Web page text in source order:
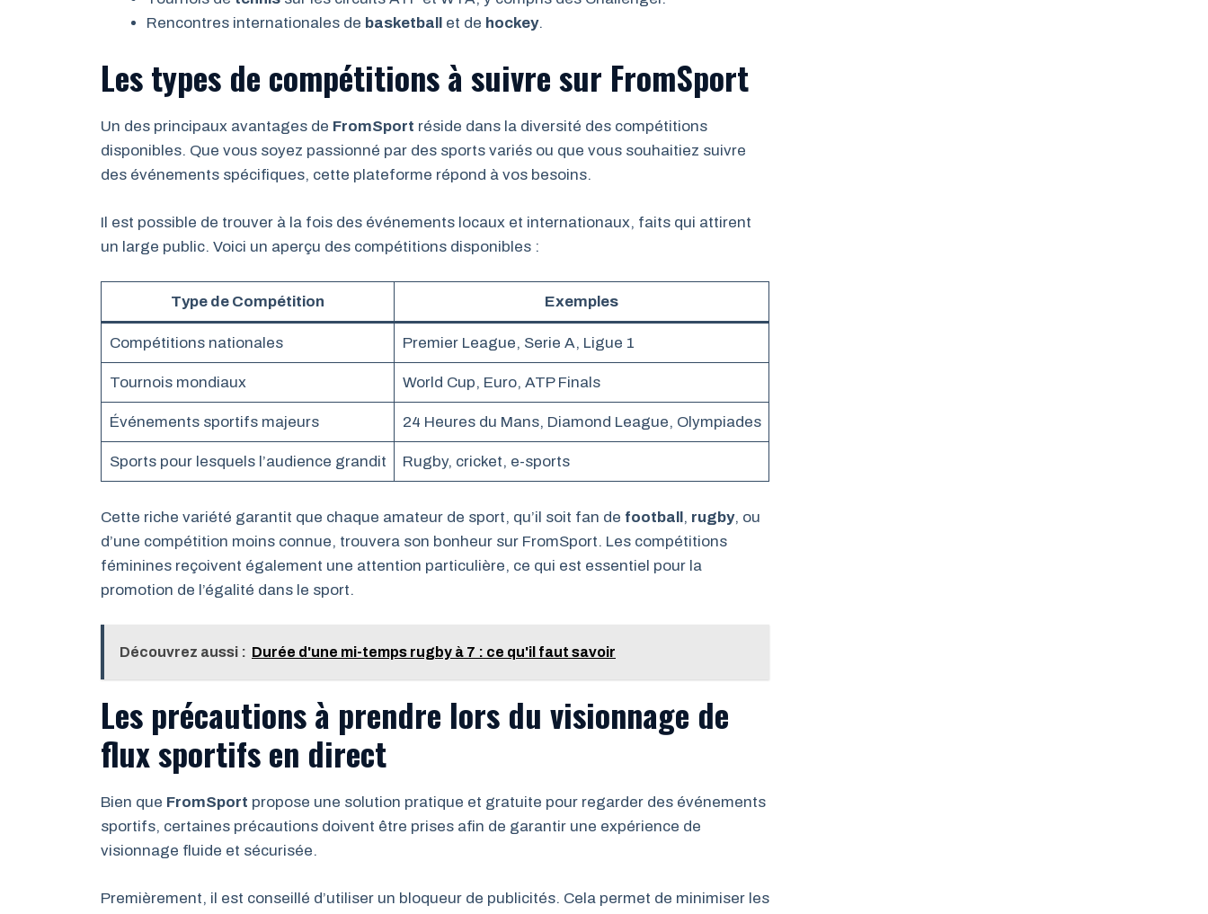
Rencontres internationales de basketball et de hockey.
Les types de compétitions à suivre sur FromSport
Un des principaux avantages de FromSport réside dans la diversité des compétitions
disponibles. Que vous soyez passionné par des sports variés ou que vous souhaitiez suivre
des événements spécifiques, cette plateforme répond à vos besoins.
Il est possible de trouver à la fois des événements locaux et internationaux, faits qui attirent
un large public. Voici un aperçu des compétitions disponibles :
Type de Compétition Exemples
Compétitions nationales Premier League, Serie A, Ligue 1
Tournois mondiaux World Cup, Euro, ATP Finals
Événements sportifs majeurs 24 Heures du Mans, Diamond League, Olympiades
Sports pour lesquels l’audience grandit Rugby, cricket, e-sports
Cette riche variété garantit que chaque amateur de sport, qu’il soit fan de football, rugby, ou
d’une compétition moins connue, trouvera son bonheur sur FromSport. Les compétitions
féminines reçoivent également une attention particulière, ce qui est essentiel pour la
promotion de l’égalité dans le sport.
Découvrez aussi : Durée d'une mi-temps rugby à 7 : ce qu'il faut savoir
Les précautions à prendre lors du visionnage de
flux sportifs en direct
Bien que FromSport propose une solution pratique et gratuite pour regarder des événements
sportifs, certaines précautions doivent être prises afin de garantir une expérience de
visionnage fluide et sécurisée.
Premièrement, il est conseillé d’utiliser un bloqueur de publicités. Cela permet de minimiser les